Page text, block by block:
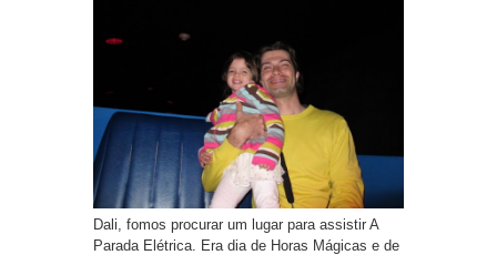
Dali, fomos procurar um lugar para assistir A
Parada Elétrica. Era dia de Horas Mágicas e de